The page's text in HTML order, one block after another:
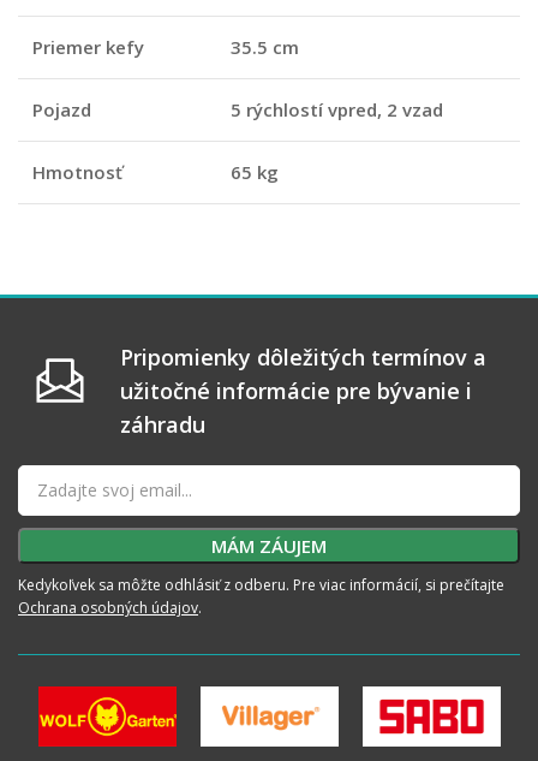
Priemer kefy 35.5 cm
Pojazd 5 rýchlostí vpred, 2 vzad
Hmotnosť 65 kg
Pripomienky dôležitých termínov a
užitočné informácie pre bývanie i
záhradu
Kedykoľvek sa môžte odhlásiť z odberu. Pre viac informácií, si prečítajte
Ochrana osobných údajov.